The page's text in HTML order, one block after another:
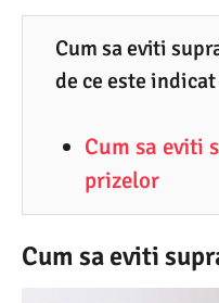
0
2
Cum sa eviti
de ce este
Cum sa eviti
prizelor
Cum sa eviti